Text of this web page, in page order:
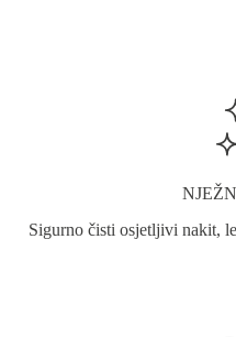
Sigurno čisti osjetljivi nakit,